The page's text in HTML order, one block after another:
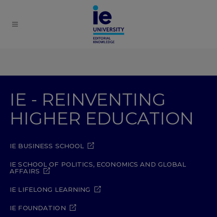
IE - REINVENTING
HIGHER EDUCATION
IE BUSINESS SCHOOL
IE SCHOOL OF POLITICS, ECONOMICS AND GLOBAL
AFFAIRS
IE LIFELONG LEARNING
IE FOUNDATION